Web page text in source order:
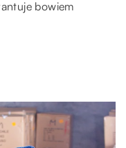
bowiem